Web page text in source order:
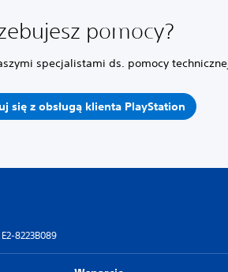
pomocy?
specjalistami ds. pomocy
się z obsługą klienta PlayStation
E2-8223B089